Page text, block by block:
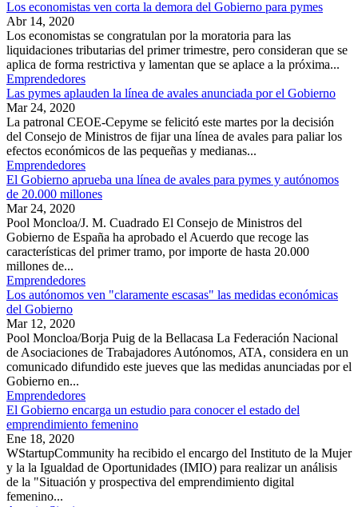
Los economistas ven corta la demora del Gobierno para pymes
Abr 14, 2020
Los economistas se congratulan por la moratoria para las
liquidaciones tributarias del primer trimestre, pero consideran que se
aplica de forma restrictiva y lamentan que se aplace a la próxima...
Emprendedores
Las pymes aplauden la línea de avales anunciada por el Gobierno
Mar 24, 2020
La patronal CEOE-Cepyme se felicitó este martes por la decisión
del Consejo de Ministros de fijar una línea de avales para paliar los
efectos económicos de las pequeñas y medianas...
Emprendedores
El Gobierno aprueba una línea de avales para pymes y autónomos
de 20.000 millones
Mar 24, 2020
Pool Moncloa/J. M. Cuadrado El Consejo de Ministros del
Gobierno de España ha aprobado el Acuerdo que recoge las
características del primer tramo, por importe de hasta 20.000
millones de...
Emprendedores
Los autónomos ven "claramente escasas" las medidas económicas
del Gobierno
Mar 12, 2020
Pool Moncloa/Borja Puig de la Bellacasa La Federación Nacional
de Asociaciones de Trabajadores Autónomos, ATA, considera en un
comunicado difundido este jueves que las medidas anunciadas por el
Gobierno en...
Emprendedores
El Gobierno encarga un estudio para conocer el estado del
emprendimiento femenino
Ene 18, 2020
WStartupCommunity ha recibido el encargo del Instituto de la Mujer
y la la Igualdad de Oportunidades (IMIO) para realizar un análisis
de la "Situación y prospectiva del emprendimiento digital
femenino...